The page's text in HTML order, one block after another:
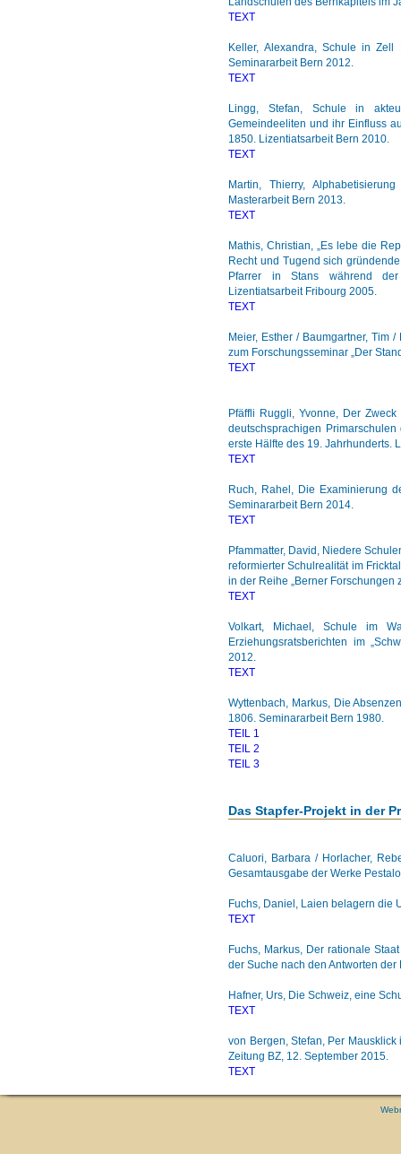
TEXT
Keller, Alexandra, Schule in Zell
Seminararbeit Bern 2012.
TEXT
Lingg, Stefan, Schule in
Gemeindeeliten und ihr Einfluss
1850. Lizentiatsarbeit Bern 2010.
TEXT
Martin, Thierry,
Masterarbeit Bern 2013.
TEXT
Mathis, Christian, „Es lebe die
Recht und Tugend sich
Pfarrer in Stans während der
Lizentiatsarbeit Fribourg 2005.
TEXT
Meier, Esther / Baumgartner, Tim
zum Forschungsseminar „Der
TEXT
Pfäffli Ruggli, Yvonne, Der
deutschsprachigen
erste Hälfte des 19. Jahrhunderts.
TEXT
Ruch, Rahel, Die Examinierung
Seminararbeit Bern 2014.
TEXT
Pfammatter, David, Niedere
reformierter Schulrealität im
in der Reihe „Berner Forschungen
TEXT
Volkart, Michael, Schule im
Erziehungsratsberichten im
2012.
TEXT
Wyttenbach, Markus, Die
1806. Seminararbeit Bern 1980.
TEIL 1
TEIL 2
TEIL 3
Das Stapfer-Projekt in der
Caluori, Barbara / Horlacher,
Gesamtausgabe der Werke
Fuchs, Daniel, Laien belagern die
TEXT
Fuchs, Markus, Der rationale
der Suche nach den Antworten
Hafner, Urs, Die Schweiz, eine
TEXT
von Bergen, Stefan, Per
Zeitung BZ, 12. September 2015.
TEXT